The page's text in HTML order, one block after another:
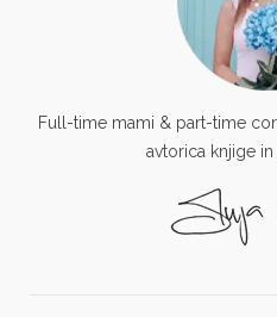
Full-time mami & part-time
avtorica knjige in